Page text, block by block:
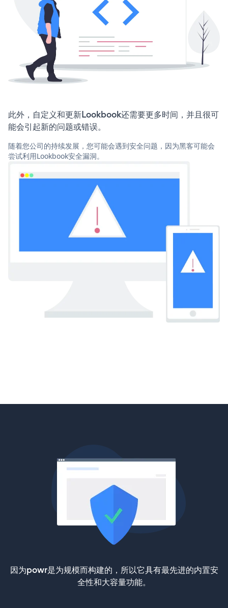
此外，自定义和更新Lookbook还需要更多时间，并且很可
能会引起新的问题或错误。
随着您公司的持续发展，您可能会遇到安全问题，因为黑客可能会
尝试利用Lookbook安全漏洞。
因为powr是为规模而构建的，所以它具有最先进的内置安
全性和大容量功能。